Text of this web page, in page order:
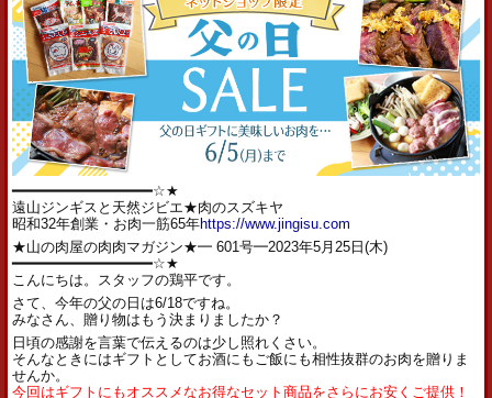
━━━━━━━━━━━━━━━━☆★
遠山ジンギスと天然ジビエ★肉のスズキヤ
昭和32年創業・お肉一筋65年https://www.jingisu.com
★山の肉屋の肉肉マガジン★━ 601号━2023年5月25日(木)
━━━━━━━━━━━━━━━━☆★
こんにちは。スタッフの鶏平です。
さて、今年の父の日は6/18ですね。
みなさん、贈り物はもう決まりましたか？
日頃の感謝を言葉で伝えるのは少し照れくさい。
そんなときにはギフトとしてお酒にもご飯にも相性抜群のお肉を贈りま
せんか。
今回はギフトにもオススメなお得なセット商品をさらにお安くご提供！